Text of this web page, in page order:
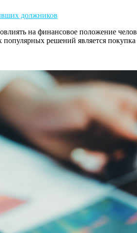
должников
на финансовое положение
решений является